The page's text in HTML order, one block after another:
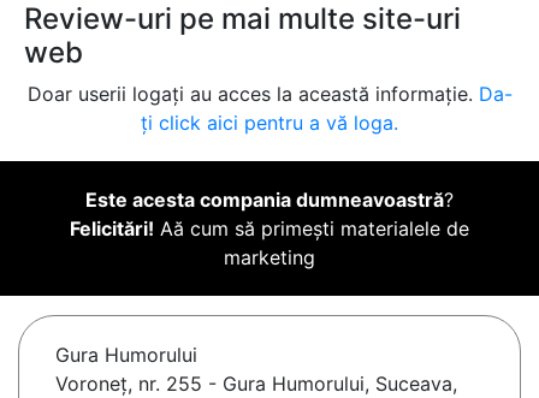
Review-uri pe mai multe site-uri
web
Doar userii logați au acces la această informație. Da-
ți click aici pentru a vă loga.
Este acesta compania dumneavoastră?
Felicitări! Aă cum să primești materialele de
marketing
Gura Humorului
Voroneţ, nr. 255 - Gura Humorului, Suceava,